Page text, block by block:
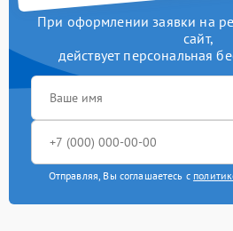
При оформлении заявки на
сайт,
действует персональная
Отправляя, Вы соглашаетесь с